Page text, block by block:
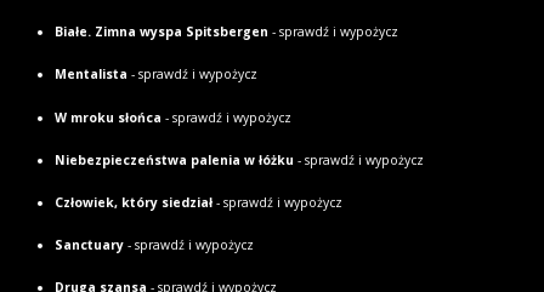
Białe. Zimna wyspa Spitsbergen - sprawdź i wypożycz
Mentalista - sprawdź i wypożycz
W mroku słońca - sprawdź i wypożycz
Niebezpieczeństwa palenia w łóżku - sprawdź i wypożycz
Człowiek, który siedział- sprawdź i wypożycz
Sanctuary - sprawdź i wypożycz
Druga szansa - sprawdź i wypożycz